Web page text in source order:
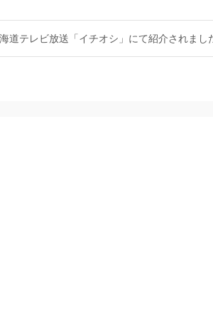
道テレビ放送「イチオシ」にて紹介されまし